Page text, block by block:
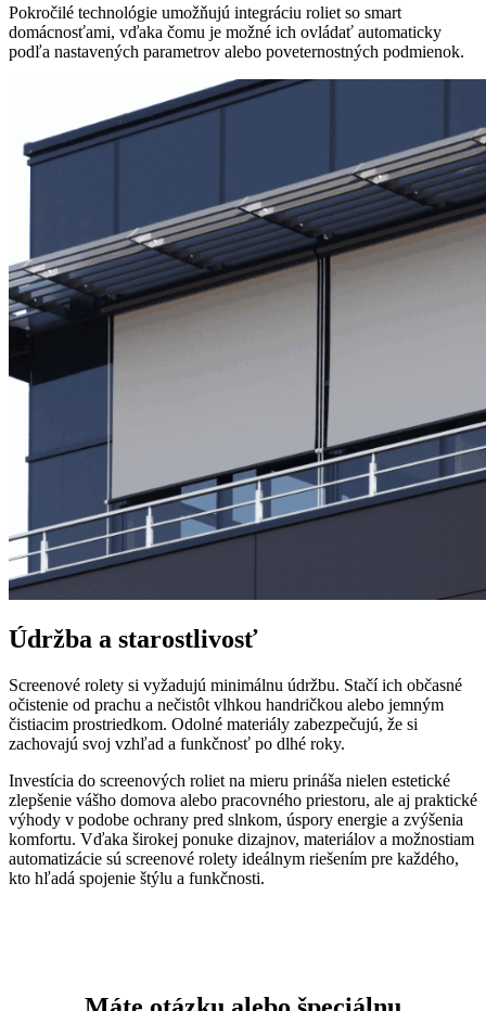
Pokročilé technológie umožňujú integráciu roliet so smart
domácnosťami, vďaka čomu je možné ich ovládať automaticky
podľa nastavených parametrov alebo poveternostných podmienok.
Údržba a starostlivosť
Screenové rolety si vyžadujú minimálnu údržbu. Stačí ich občasné
očistenie od prachu a nečistôt vlhkou handričkou alebo jemným
čistiacim prostriedkom. Odolné materiály zabezpečujú, že si
zachovajú svoj vzhľad a funkčnosť po dlhé roky.
Investícia do screenových roliet na mieru prináša nielen estetické
zlepšenie vášho domova alebo pracovného priestoru, ale aj praktické
výhody v podobe ochrany pred slnkom, úspory energie a zvýšenia
komfortu. Vďaka širokej ponuke dizajnov, materiálov a možnostiam
automatizácie sú screenové rolety ideálnym riešením pre každého,
kto hľadá spojenie štýlu a funkčnosti.